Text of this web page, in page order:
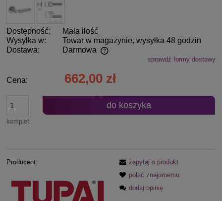
Dostępność:
Mała ilość
Wysyłka w:
Towar w magazynie, wysyłka 48 godzin
Dostawa:
Darmowa
Cena nie zawiera ewentualnych kosztów płatnościsprawdź formy dostawy
Cena: 662,00 zł
komplet
do koszyka
Producent:
zapytaj o produkt
poleć znajomemu
dodaj opinię